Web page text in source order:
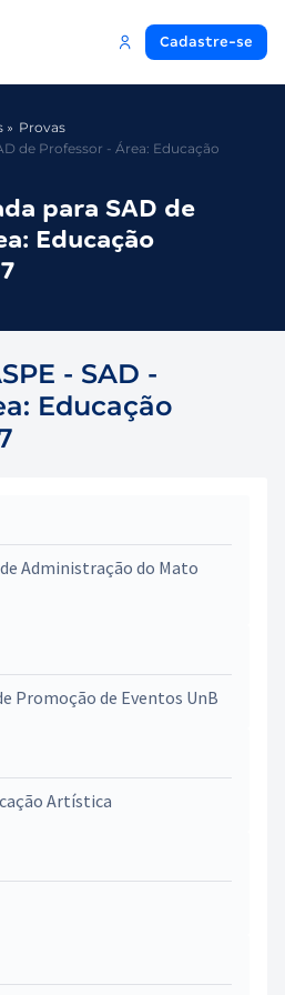
Cadastre-se
Provas
de Professor - Área: Educação
para SAD de
Educação
- SAD -
Educação
Administração do Mato
Promoção de Eventos UnB
Artística